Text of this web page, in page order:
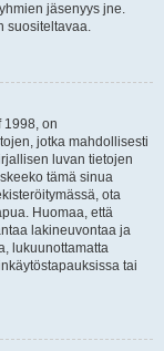
jäsenyys jne.
suositeltavaa.
1998, on
jotka mahdollisesti
luvan tietojen
tämä sinua
ota
Huomaa, että
lakineuvontaa ja
lukuunottamatta
tai